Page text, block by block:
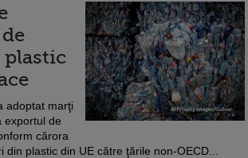
adoptat marţi
exportul de
cărora
plastic din UE către ţările non-OECD...